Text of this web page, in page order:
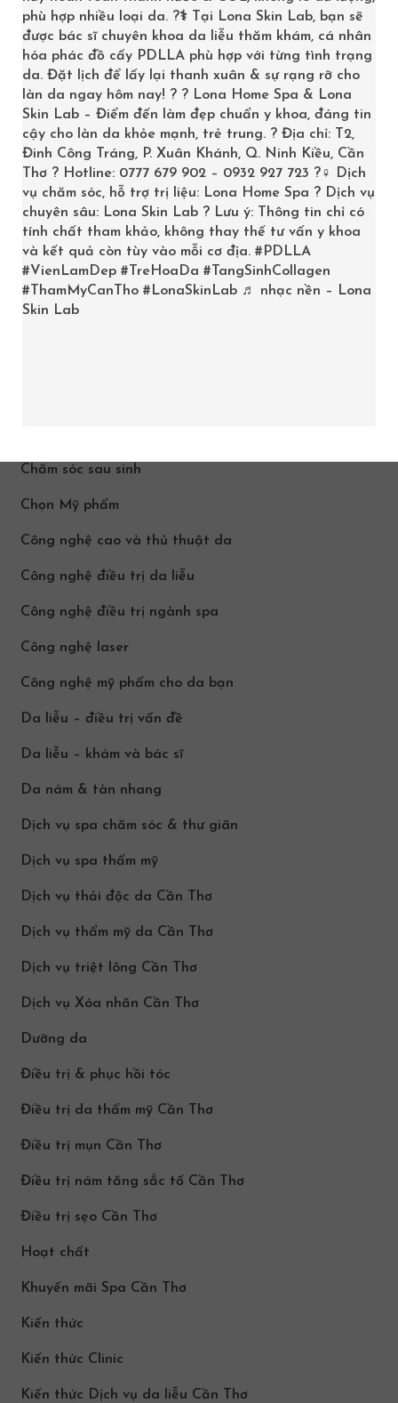
DANH MỤC
Bakuchiol
BHA
BÍ QUYẾT LÀM ĐẸP
Brand
Cải thiện vóc dáng
Chăm sóc bầu
Chăm sóc sau sinh
Chọn Mỹ phẩm
Công nghệ cao và thủ thuật da
Công nghệ điều trị da liễu
Công nghệ điều trị ngành spa
Công nghệ laser
Công nghệ mỹ phẩm cho da bạn
Da liễu – điều trị vấn đề
Da liễu – khám và bác sĩ
Da nám & tàn nhang
Dịch vụ spa chăm sóc & thư giãn
Dịch vụ spa thẩm mỹ
Dịch vụ thải độc da Cần Thơ
Dịch vụ thẩm mỹ da Cần Thơ
Dịch vụ triệt lông Cần Thơ
Dịch vụ Xóa nhăn Cần Thơ
Dưỡng da
Điều trị & phục hồi tóc
Điều trị da thẩm mỹ Cần Thơ
Điều trị mụn Cần Thơ
Điều trị nám tăng sắc tố Cần Thơ
Điều trị sẹo Cần Thơ
Hoạt chất
Khuyến mãi Spa Cần Thơ
Kiến thức
Kiến thức Clinic
Kiến thức Dịch vụ da liễu Cần Thơ
phù hợp nhiều loại da. ?‍⚕️ Tại Lona Skin Lab, bạn sẽ
được bác sĩ chuyên khoa da liễu thăm khám, cá nhân
hóa phác đồ cấy PDLLA phù hợp với từng tình trạng
da. Đặt lịch để lấy lại thanh xuân & sự rạng rỡ cho
làn da ngay hôm nay! ? ? Lona Home Spa & Lona
Skin Lab – Điểm đến làm đẹp chuẩn y khoa, đáng tin
cậy cho làn da khỏe mạnh, trẻ trung. ? Địa chỉ: T2,
Đinh Công Tráng, P. Xuân Khánh, Q. Ninh Kiều, Cần
Thơ ? Hotline: 0777 679 902 – 0932 927 723 ?‍♀️ Dịch
vụ chăm sóc, hỗ trợ trị liệu: Lona Home Spa ? Dịch vụ
chuyên sâu: Lona Skin Lab ? Lưu ý: Thông tin chỉ có
tính chất tham khảo, không thay thế tư vấn y khoa
và kết quả còn tùy vào mỗi cơ địa. #PDLLA
#VienLamDep #TreHoaDa #TangSinhCollagen
#ThamMyCanTho #LonaSkinLab ♬ nhạc nền – Lona
Skin Lab